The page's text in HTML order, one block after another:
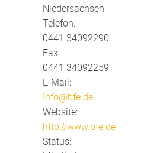
Niedersachsen
Telefon:
0441 34092290
Fax:
0441 34092259
E-Mail:
Info@bfe.de
Website:
http://www.bfe.de
Status: